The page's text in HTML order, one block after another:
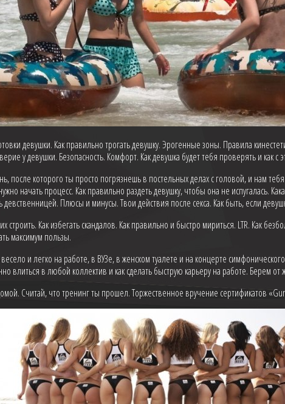
девушки. Как правильно трогать девушку. Эрогенные зоны. Правила
у девушки. Безопасность. Комфорт. Как девушка будет тебя проверять и как с
после которого ты просто погрязнешь в постельных делах с головой, и нам
начать процесс. Как правильно раздеть девушку, чтобы она не испугалась.
Плюсы и минусы. Твои действия после секса. Как быть, если
Как избегать скандалов. Как правильно и быстро мириться. LTR. Как
максимум пользы.
и легко на работе, в ВУЗе, в женском туалете и на концерте
влиться в любой коллектив и как сделать быструю карьеру на работе. Берем
Считай, что тренинг ты прошел. Торжественное вручение сертификатов